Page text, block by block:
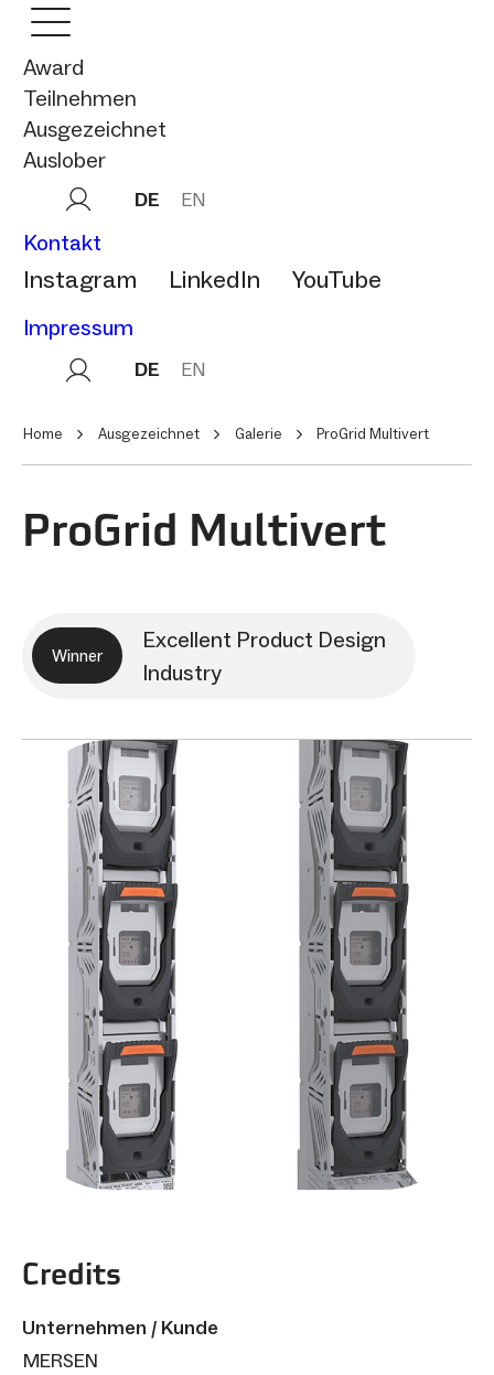
Award
Teilnehmen
Ausgezeichnet
Auslober
DE EN
Kontakt
Instagram LinkedIn YouTube
Impressum
DE EN
Home Ausgezeichnet Galerie ProGrid Multivert
ProGrid Multivert
Winner
Excellent Product Design
Industry
Credits
Unternehmen / Kunde
MERSEN